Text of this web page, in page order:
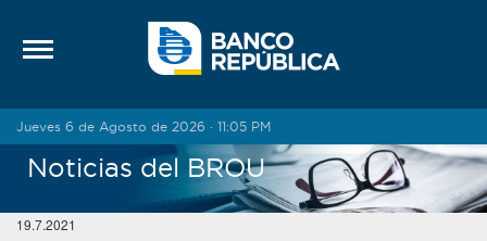
Jueves 6 de Agosto de 2026 · 11:05 PM
Noticias del BROU
19.7.2021